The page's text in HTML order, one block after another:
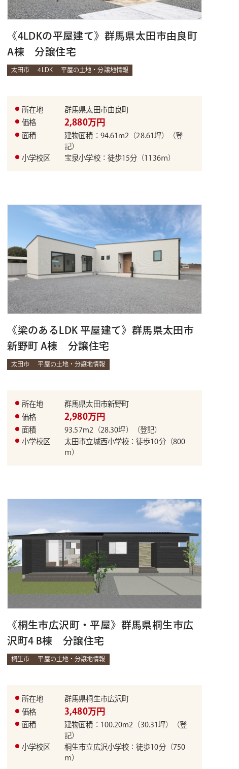
《4LDKの平屋建て》群馬県太田市由良町
A棟 分譲住宅
太田市 4LDK 平屋の土地・分譲地情報
所在地
群馬県太田市由良町
価格
2,880万円
面積
建物面積：94.61m2（28.61坪）（登
記）
小学校区
宝泉小学校：徒歩15分（1136ｍ）
《梁のあるLDK 平屋建て》群馬県太田市
新野町 A棟 分譲住宅
太田市 平屋の土地・分譲地情報
所在地
群馬県太田市新野町
価格
2,980万円
面積
93.57m2（28.30坪）（登記）
小学校区
太田市立城西小学校：徒歩10分（800
ｍ）
《桐生市広沢町・平屋》群馬県桐生市広
沢町4 B棟 分譲住宅
桐生市 平屋の土地・分譲地情報
所在地
群馬県桐生市広沢町
価格
3,480万円
面積
建物面積：100.20m2（30.31坪）（登
記）
小学校区
桐生市立広沢小学校：徒歩10分（750
ｍ）